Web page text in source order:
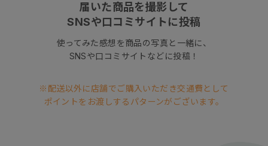
届いた商品を撮影して
SNSや口コミサイトに投稿
使ってみた感想を商品の写真と一緒に、
SNSや口コミサイトなどに投稿！
※配送以外に店舗でご購入いただき交通費として
ポイントをお渡しするパターンがございます。